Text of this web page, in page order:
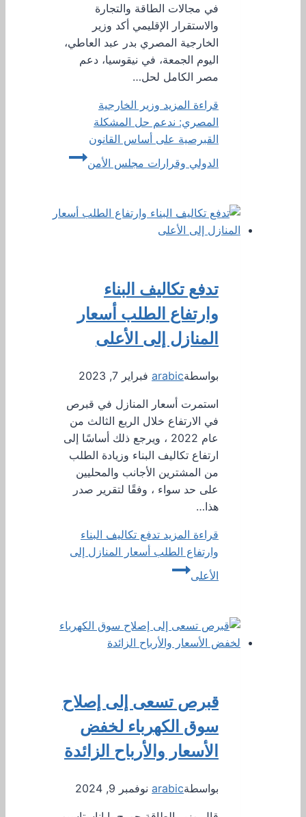
في مجالات الطاقة والتجارة
والاستقرار الإقليمي أكد وزير
الخارجية المصري بدر عبد العاطي،
اليوم الجمعة، في نيقوسيا، دعم
مصر الكامل لحل…
قراءة المزيد وزير الخارجية
المصري: ندعم حل المشكلة
القبرصية على أساس القانون
الدولي وقرارات مجلس الأمن
تدفع تكاليف البناء
وارتفاع الطلب أسعار
المنازل إلى الأعلى
بواسطةarabic فبراير 7, 2023
استمرت أسعار المنازل في قبرص
في الارتفاع خلال الربع الثالث من
عام 2022 ، ويرجع ذلك أساسًا إلى
ارتفاع تكاليف البناء وزيادة الطلب
من المشترين الأجانب والمحليين
على حد سواء ، وفقًا لتقرير صدر
هذا…
قراءة المزيد تدفع تكاليف البناء
وارتفاع الطلب أسعار المنازل إلى
الأعلى
قبرص تسعى إلى إصلاح
سوق الكهرباء لخفض
الأسعار والأرباح الزائدة
بواسطةarabic نوفمبر 9, 2024